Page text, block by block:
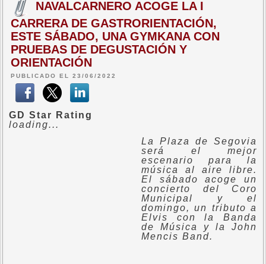
NAVALCARNERO ACOGE LA I
CARRERA DE GASTRORIENTACIÓN,
ESTE SÁBADO, UNA GYMKANA CON
PRUEBAS DE DEGUSTACIÓN Y
ORIENTACIÓN
PUBLICADO EL 23/06/2022
GD Star Rating
loading...
La Plaza de Segovia
será el mejor
escenario para la
música al aire libre.
El sábado acoge un
concierto del Coro
Municipal y el
domingo, un tributo a
Elvis con la Banda
de Música y la John
Mencis Band.